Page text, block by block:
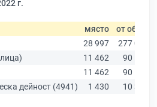
г.
място от общо
28 997
277 019
11 462
90 178
11 462
90 178
дейност (4941)
1 430 10 330